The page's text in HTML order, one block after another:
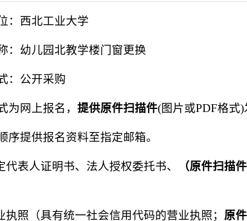
：西北工业大学
：幼儿园北教学楼门窗更换
：公开采购
为网上报名，提供原件扫描件(图片或PDF格式
序提供报名资料至指定邮箱。
代表人证明书、法人授权委托书、 （原件扫描件
执照（具有统一社会信用代码的营业执照； 原